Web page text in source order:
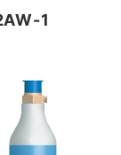
1